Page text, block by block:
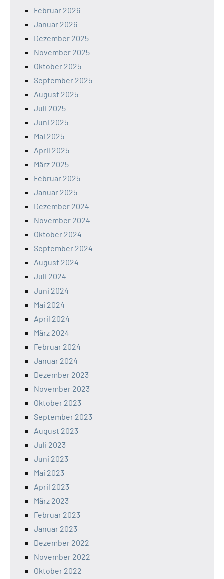
Februar 2026
Januar 2026
Dezember 2025
November 2025
Oktober 2025
September 2025
August 2025
Juli 2025
Juni 2025
Mai 2025
April 2025
März 2025
Februar 2025
Januar 2025
Dezember 2024
November 2024
Oktober 2024
September 2024
August 2024
Juli 2024
Juni 2024
Mai 2024
April 2024
März 2024
Februar 2024
Januar 2024
Dezember 2023
November 2023
Oktober 2023
September 2023
August 2023
Juli 2023
Juni 2023
Mai 2023
April 2023
März 2023
Februar 2023
Januar 2023
Dezember 2022
November 2022
Oktober 2022